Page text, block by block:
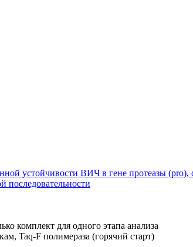
устойчивости ВИЧ в гене протеазы (pro),
последовательности